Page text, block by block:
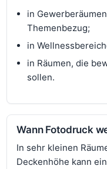
in
Themenbezug;
in
in Räumen, die
sollen.
Wann Fotodruck
In sehr kleinen
Deckenhöhe kann